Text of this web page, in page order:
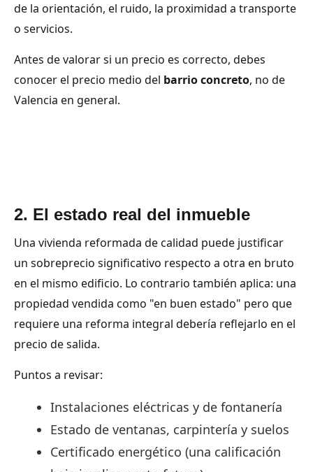
de la orientación, el ruido, la proximidad a transporte
o servicios.
Antes de valorar si un precio es correcto, debes
conocer el precio medio del barrio concreto, no de
Valencia en general.
2. El estado real del inmueble
Una vivienda reformada de calidad puede justificar
un sobreprecio significativo respecto a otra en bruto
en el mismo edificio. Lo contrario también aplica: una
propiedad vendida como "en buen estado" pero que
requiere una reforma integral debería reflejarlo en el
precio de salida.
Puntos a revisar:
Instalaciones eléctricas y de fontanería
Estado de ventanas, carpintería y suelos
Certificado energético (una calificación